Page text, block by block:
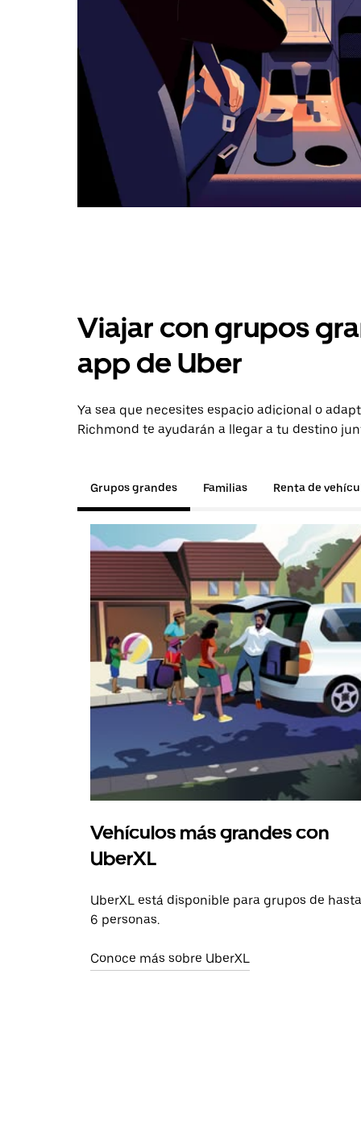
Viajar con grupos
app de Uber
Ya sea que necesites espacio adicional o
Richmond te ayudarán a llegar a tu destino
Grupos grandes Familias Renta de
Vehículos más grandes con
UberXL
UberXL está disponible para grupos de hasta
6 personas.
Conoce más sobre UberXL